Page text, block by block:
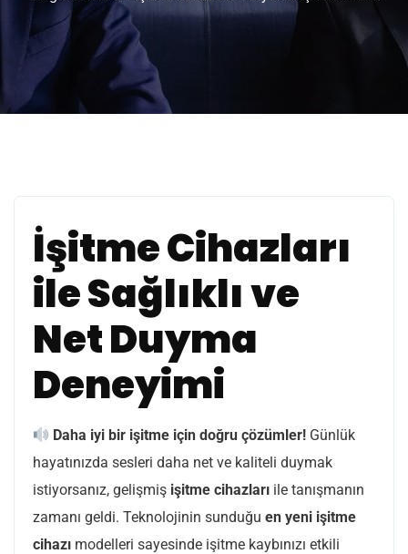
İşitme Cihazları
ile Sağlıklı ve
Net Duyma
Deneyimi
Daha iyi bir işitme için doğru çözümler! Günlük
hayatınızda sesleri daha net ve kaliteli duymak
istiyorsanız, gelişmiş işitme cihazları ile tanışmanın
zamanı geldi. Teknolojinin sunduğu en yeni işitme
cihazı modelleri sayesinde işitme kaybınızı etkili